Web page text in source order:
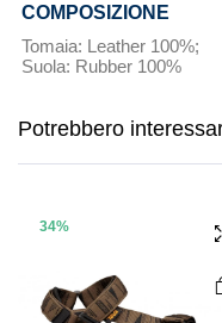
COMPOSIZIONE
Tomaia: Leather 100%;
Suola: Rubber 100%
Potrebbero
34%
Questo
Le
scelte
nella